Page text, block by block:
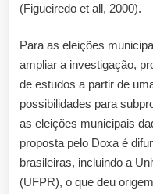
(Figueiredo et all, 2000).
Para as eleições
ampliar a investigação,
de estudos a partir de
possibilidades para
as eleições municipais
proposta pelo Doxa é
brasileiras, incluindo a
(UFPR), o que deu